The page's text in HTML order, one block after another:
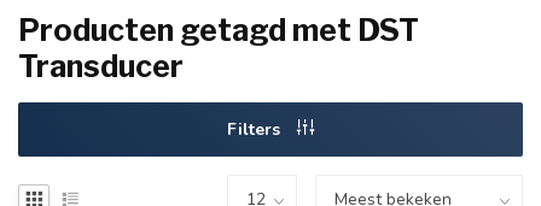
Producten getagd met DST
Transducer
Filters